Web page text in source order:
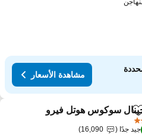
مشاهدة الأسعار
Add to
سوكوس هوتل فيرو
جدًا
16,090